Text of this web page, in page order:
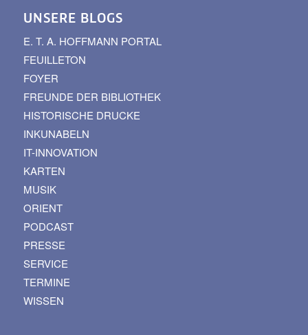
UNSERE BLOGS
E. T. A. HOFFMANN PORTAL
FEUILLETON
FOYER
FREUNDE DER BIBLIOTHEK
HISTORISCHE DRUCKE
INKUNABELN
IT-INNOVATION
KARTEN
MUSIK
ORIENT
PODCAST
PRESSE
SERVICE
TERMINE
WISSEN